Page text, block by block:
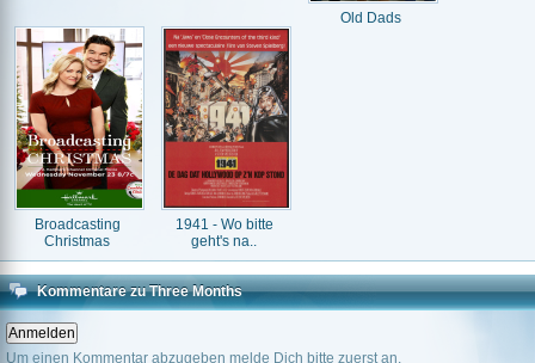
Old Dads
Broadcasting
Christmas
1941 - Wo bitte
geht's na..
Kommentare zu Three Months
Um einen Kommentar abzugeben melde Dich bitte zuerst an.